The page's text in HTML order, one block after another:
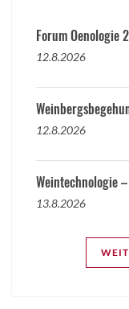
Forum Oenologie
12.8.2026
12.8.2026
Weintechnologie
13.8.2026